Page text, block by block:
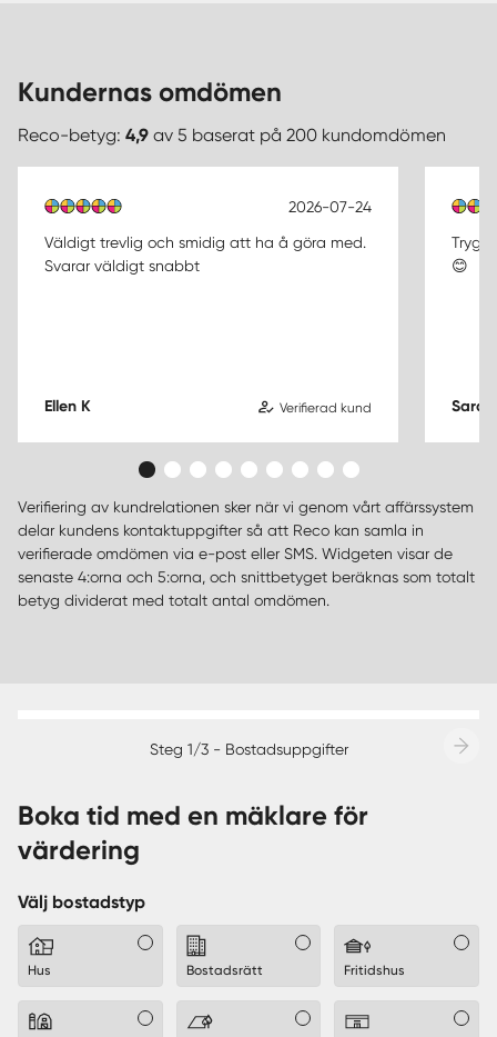
Kundernas omdömen
Reco-betyg: 4,9 av 5 baserat på 200 kundomdömen
2026-07-24
Väldigt trevlig och smidig att ha å göra med.
Svarar väldigt snabbt
Ellen K Verifierad kund
Trygg
😊
Sara
Verifiering av kundrelationen sker när vi genom vårt affärssystem
delar kundens kontaktuppgifter så att Reco kan samla in
verifierade omdömen via e-post eller SMS. Widgeten visar de
senaste 4:orna och 5:orna, och snittbetyget beräknas som totalt
betyg dividerat med totalt antal omdömen.
Steg 1/3 - Bostadsuppgifter
Boka tid med en mäklare för
värdering
Välj bostadstyp
Hus Bostadsrätt Fritidshus